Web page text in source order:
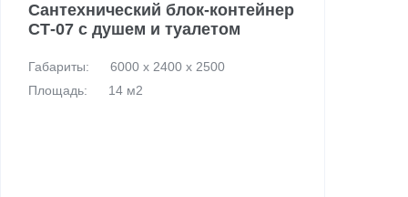
Сантехнический блок-контейнер
СТ-07 с душем и туалетом
Габариты:
6000 х 2400 х 2500
Площадь:
14 м2